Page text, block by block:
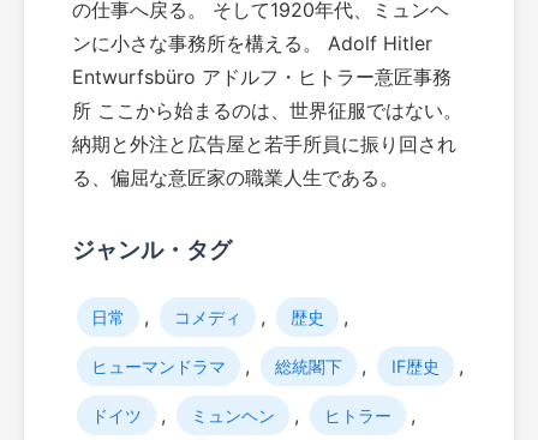
の仕事へ戻る。 そして1920年代、ミュンヘ
ンに小さな事務所を構える。 Adolf Hitler
Entwurfsbüro アドルフ・ヒトラー意匠事務
所 ここから始まるのは、世界征服ではない。
納期と外注と広告屋と若手所員に振り回され
る、偏屈な意匠家の職業人生である。
ジャンル・タグ
日常 , コメディ , 歴史 ,
ヒューマンドラマ , 総統閣下 , IF歴史 ,
ドイツ , ミュンヘン , ヒトラー ,